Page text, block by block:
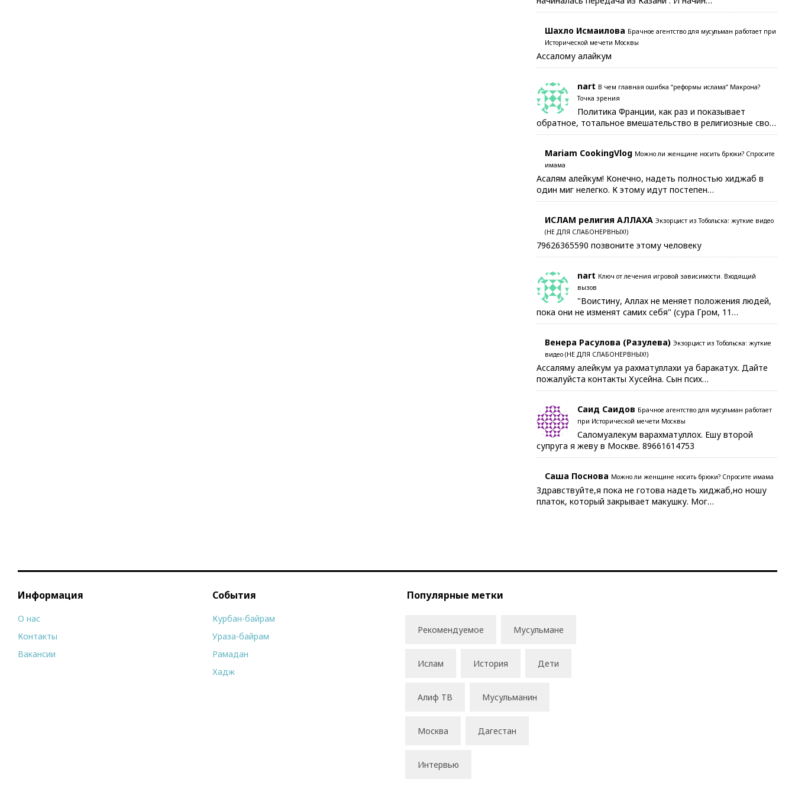
Шахло Исмаилова Брачное агентство для мусульман работает при
Исторической мечети Москвы
Ассалому алайкум
nart В чем главная ошибка “реформы ислама” Макрона?
Точка зрения
Политика Франции, как раз и показывает
обратное, тотальное вмешательство в религиозные сво…
Mariam CookingVlog Можно ли женщине носить брюки? Спросите
имама
Асалям алейкум! Конечно, надеть полностью хиджаб в
один миг нелегко. К этому идут постепен…
ИСЛАМ религия АЛЛАХА Экзорцист из Тобольска: жуткие видео
(НЕ ДЛЯ СЛАБОНЕРВНЫХ!)
79626365590 позвоните этому человеку
nart Ключ от лечения игровой зависимости. Входящий
вызов
"Воистину, Аллах не меняет положения людей,
пока они не изменят самих себя" (сура Гром, 11…
Венера Расулова (Разулева) Экзорцист из Тобольска: жуткие
видео (НЕ ДЛЯ СЛАБОНЕРВНЫХ!)
Ассаляму алейкум уа рахматуллахи уа баракатух. Дайте
пожалуйста контакты Хусейна. Сын псих…
Саид Саидов Брачное агентство для мусульман работает
при Исторической мечети Москвы
Саломуалекум варахматуллох. Ешу второй
супруга я жеву в Москве. 89661614753
Саша Поснова Можно ли женщине носить брюки? Спросите имама
Здравствуйте,я пока не готова надеть хиджаб,но ношу
платок, который закрывает макушку. Мог…
Информация
О нас
Контакты
Вакансии
События
Курбан-байрам
Ураза-байрам
Рамадан
Хадж
Популярные метки
Рекомендуемое Мусульмане
Ислам История Дети
Алиф ТВ Мусульманин
Москва Дагестан
Интервью